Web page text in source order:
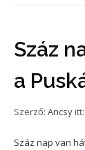
Száz
a
Szerző: Ancsy itt:
Száz nap van